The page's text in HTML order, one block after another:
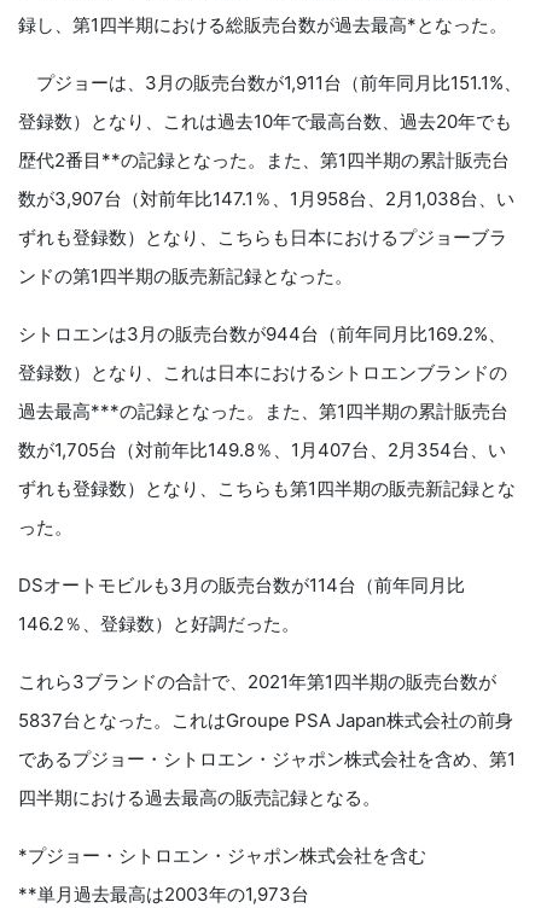
録し、第1四半期における総販売台数が過去最高*となった。
プジョーは、3月の販売台数が1,911台（前年同月比151.1%、
登録数）となり、これは過去10年で最高台数、過去20年でも
歴代2番目**の記録となった。また、第1四半期の累計販売台
数が3,907台（対前年比147.1％、1月958台、2月1,038台、い
ずれも登録数）となり、こちらも日本におけるプジョーブラ
ンドの第1四半期の販売新記録となった。
シトロエンは3月の販売台数が944台（前年同月比169.2%、
登録数）となり、これは日本におけるシトロエンブランドの
過去最高***の記録となった。また、第1四半期の累計販売台
数が1,705台（対前年比149.8％、1月407台、2月354台、い
ずれも登録数）となり、こちらも第1四半期の販売新記録とな
った。
DSオートモビルも3月の販売台数が114台（前年同月比
146.2％、登録数）と好調だった。
これら3ブランドの合計で、2021年第1四半期の販売台数が
5837台となった。これはGroupe PSA Japan株式会社の前身
であるプジョー・シトロエン・ジャポン株式会社を含め、第1
四半期における過去最高の販売記録となる。
*プジョー・シトロエン・ジャポン株式会社を含む
**単月過去最高は2003年の1,973台